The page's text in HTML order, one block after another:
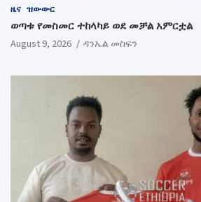
ዜና ዝውውር
ወጣቱ የመስመር ተከላካይ ወደ መቻል አምርቷል
August 9, 2026 ዳንኤል መስፍን